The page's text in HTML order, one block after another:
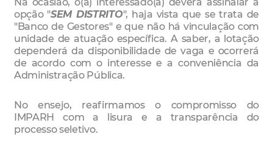
opção "SEM DISTRITO", haja vista que se trata de
"Banco de Gestores" e que não há vinculação com
unidade de atuação específica. A saber, a lotação
dependerá da disponibilidade de vaga e ocorrerá
de acordo com o interesse e a conveniência da
Administração Pública.
No ensejo, reafirmamos o compromisso do
IMPARH com a lisura e a transparência do
processo seletivo.